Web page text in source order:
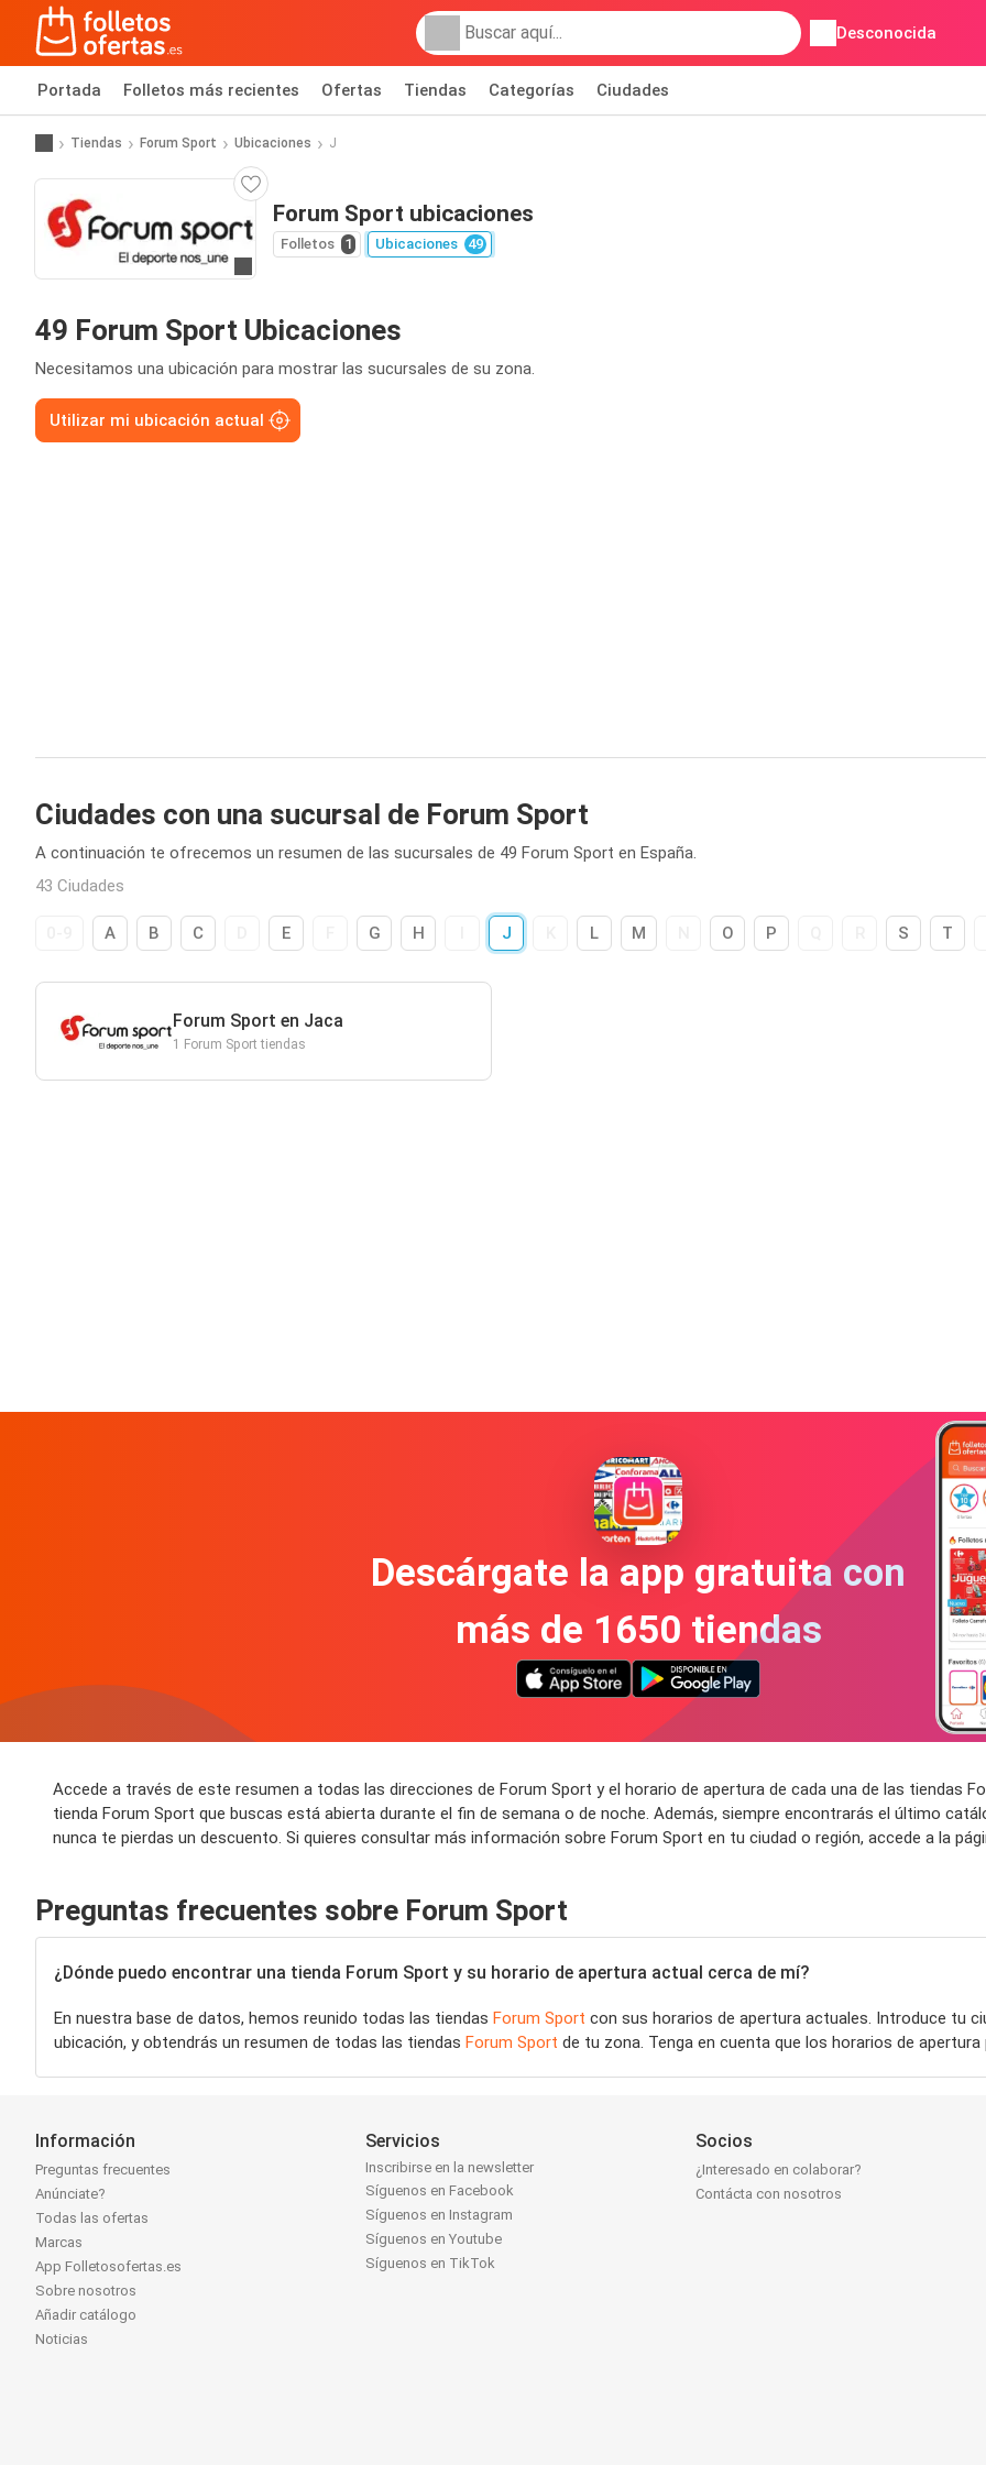
Desconocida
Portada Folletos más recientes Ofertas Tiendas Categorías Ciudades
Tiendas Forum Sport Ubicaciones J
Forum Sport ubicaciones
Folletos 1 Ubicaciones 49
49 Forum Sport Ubicaciones
Necesitamos una ubicación para mostrar las sucursales de su zona.
Utilizar mi ubicación actual
Ciudades con una sucursal de Forum Sport
A continuación te ofrecemos un resumen de las sucursales de 49 Forum Sport en España.
43 Ciudades
A B C E G H J L M O P S T
Forum Sport en Jaca
1 Forum Sport tiendas
Descárgate la app gratuita con
más de 1650 tiendas
Accede a través de este resumen a todas las direcciones de Forum Sport y el horario de apertura de cada una de las tiendas
tienda Forum Sport que buscas está abierta durante el fin de semana o de noche. Además, siempre encontrarás el último
nunca te pierdas un descuento. Si quieres consultar más información sobre Forum Sport en tu ciudad o región, accede a la
Preguntas frecuentes sobre Forum Sport
¿Dónde puedo encontrar una tienda Forum Sport y su horario de apertura actual cerca de mí?
En nuestra base de datos, hemos reunido todas las tiendas Forum Sport con sus horarios de apertura actuales. Introduce tu
ubicación, y obtendrás un resumen de todas las tiendas Forum Sport de tu zona. Tenga en cuenta que los horarios de
Información
Preguntas frecuentes
Anúnciate?
Todas las ofertas
Marcas
App Folletosofertas.es
Sobre nosotros
Añadir catálogo
Noticias
Servicios
Inscribirse en la newsletter
Síguenos en Facebook
Síguenos en Instagram
Síguenos en Youtube
Síguenos en TikTok
Socios
¿Interesado en colaborar?
Contácta con nosotros